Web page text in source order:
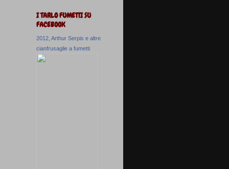
I TARLO FUMETTI SU
FACEBOOK
2012, Arthur Serpis e altre
cianfrusaglie a fumetti